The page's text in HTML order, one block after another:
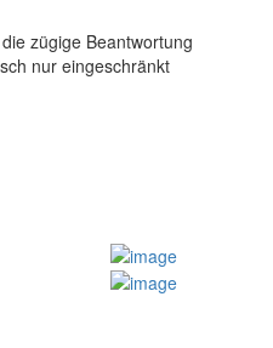
zügige Beantwortung
nur eingeschränkt